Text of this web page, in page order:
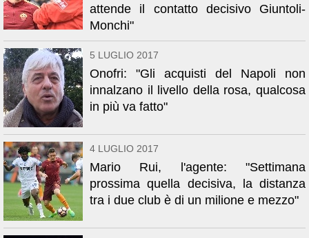
attende il contatto decisivo Giuntoli-
Monchi"
5 LUGLIO 2017
Onofri: "Gli acquisti del Napoli non
innalzano il livello della rosa, qualcosa
in più va fatto"
4 LUGLIO 2017
Mario Rui, l'agente: "Settimana
prossima quella decisiva, la distanza
tra i due club è di un milione e mezzo"